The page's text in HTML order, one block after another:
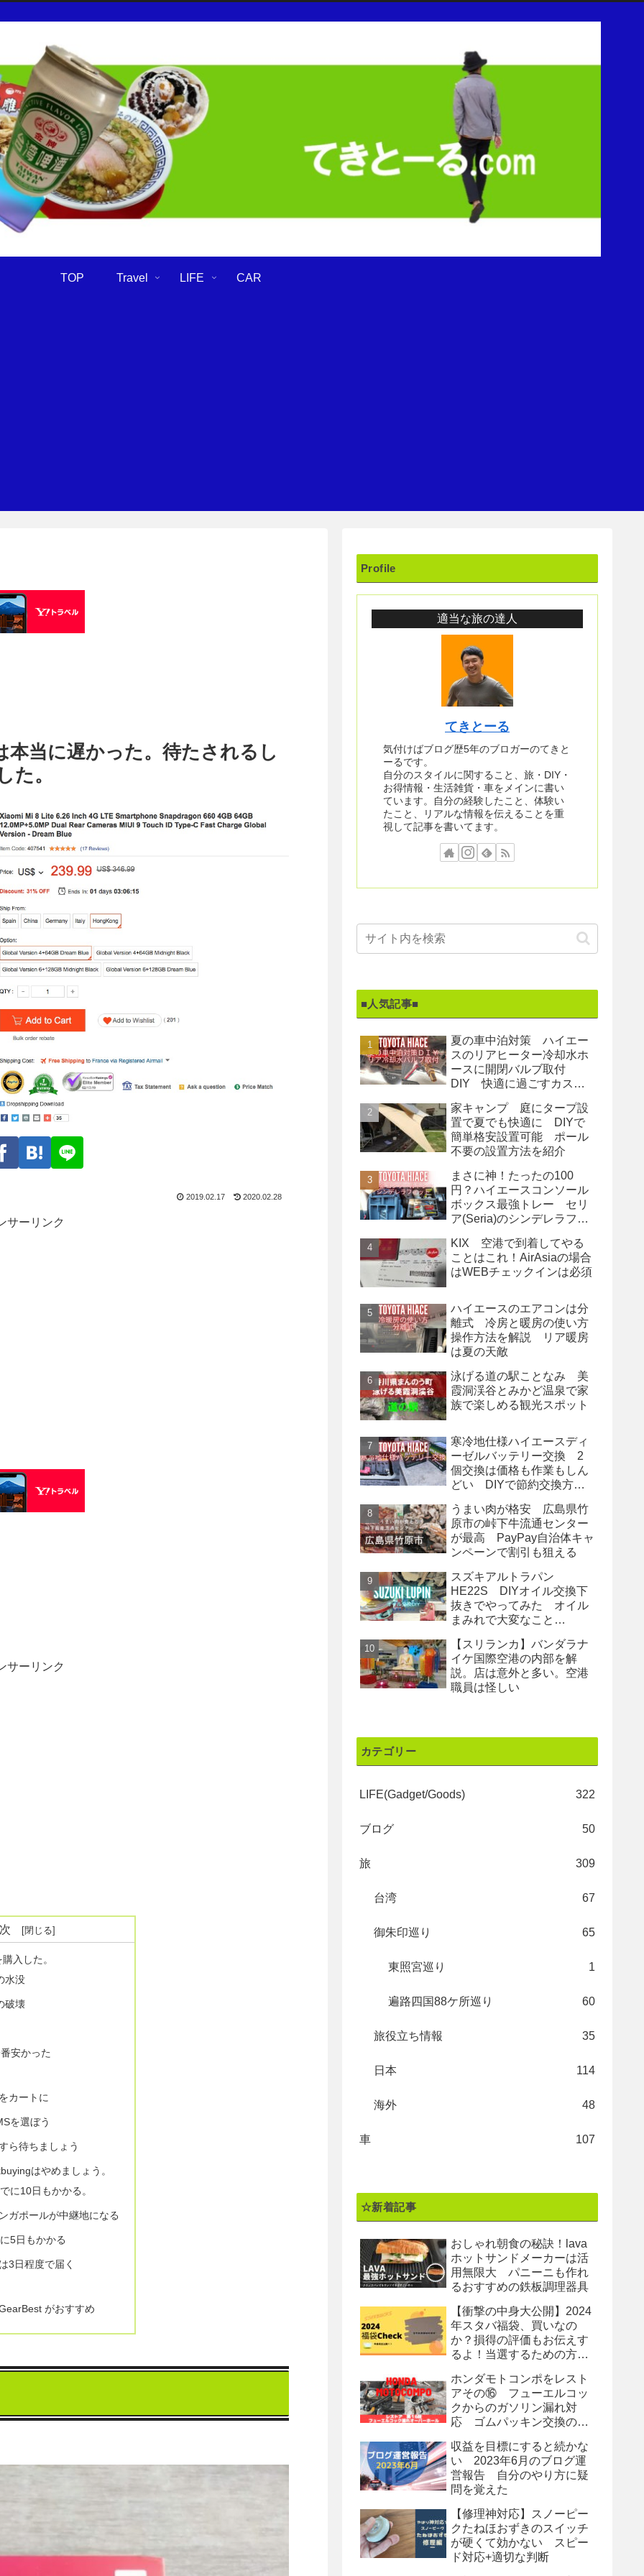
TOP Travel LIFE CAR
当に遅かった。待たされるし
た。
2019.02.17 2020.02.28
サーリンク
サーリンク
入した。
水没
破壊
安かった
カートに
を選ぼう
ら待ちましょう
はやめましょう。
に10日もかかる。
ガポールが中継地になる
5日もかかる
3日程度で届く
がおすすめ
Profile
適当な旅の達人
てきとーる
気付けばブログ歴5年のブロガーのてきと
ーるです。
自分のスタイルに関すること、旅・DIY・
お得情報・生活雑貨・車をメインに書い
ています。自分の経験したこと、体験い
たこと、リアルな情報を伝えることを重
視して記事を書いてます。
■人気記事■
夏の車中泊対策 ハイエー
スのリアヒーター冷却水ホ
ースに開閉バルブ取付
DIY 快適に過ごすカスタ
家キャンプ 庭にタープ設
置で夏でも快適に DIYで
簡単格安設置可能 ポール
不要の設置方法を紹介
まさに神！たったの100
円？ハイエースコンソール
ボックス最強トレー セリ
ア(Seria)のシンデレラフィ
KIX 空港で到着してやる
ことはこれ！AirAsiaの場合
はWEBチェックインは必須
ハイエースのエアコンは分
離式 冷房と暖房の使い方
操作方法を解説 リア暖房
は夏の天敵
泳げる道の駅ことなみ 美
霞洞渓谷とみかど温泉で家
族で楽しめる観光スポット
寒冷地仕様ハイエースディ
ーゼルバッテリー交換 2
個交換は価格も作業もしん
どい DIYで節約交換方
うまい肉が格安 広島県竹
原市の峠下牛流通センター
が最高 PayPay自治体キャ
ンペーンで割引も狙える
スズキアルトラパン
HE22S DIYオイル交換下
抜きでやってみた オイル
まみれで大変なこと
【スリランカ】バンダラナ
イケ国際空港の内部を解
説。店は意外と多い。空港
職員は怪しい
カテゴリー
LIFE(Gadget/Goods) 322
ブログ 50
旅 309
台湾 67
御朱印巡り 65
東照宮巡り 1
遍路四国88ケ所巡り 60
旅役立ち情報 35
日本 114
海外 48
車 107
☆新着記事
おしゃれ朝食の秘訣！lava
ホットサンドメーカーは活
用無限大 パニーニも作れ
るおすすめの鉄板調理器具
【衝撃の中身大公開】2024
年スタバ福袋、買いなの
か？損得の評価もお伝えす
るよ！当選するための方法
ホンダモトコンポをレスト
アその⑯ フューエルコッ
クからのガソリン漏れ対
応 ゴムパッキン交換のオ
収益を目標にすると続かな
い 2023年6月のブログ運
営報告 自分のやり方に疑
問を覚えた
【修理神対応】スノーピー
クたねほおずきのスイッチ
が硬くて効かない スピー
ド対応+適切な判断